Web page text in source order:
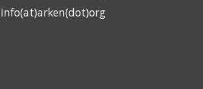
info(at)arken(dot)org